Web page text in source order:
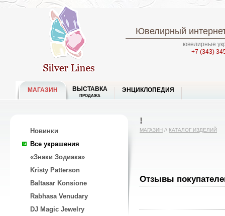
Ювелирный
ювелирные
+7 (343)
МАГАЗИН ВЫСТАВКА
ПРОДАЖА
ЭНЦИКЛОПЕДИЯ
Новинки
Все украшения
«Знаки Зодиака»
Kristy Patterson
Baltasar Konsione
Rabhasa Venudary
DJ Magic Jewelry
!
МАГАЗИН // КАТАЛОГ ИЗДЕЛИЙ
Отзывы